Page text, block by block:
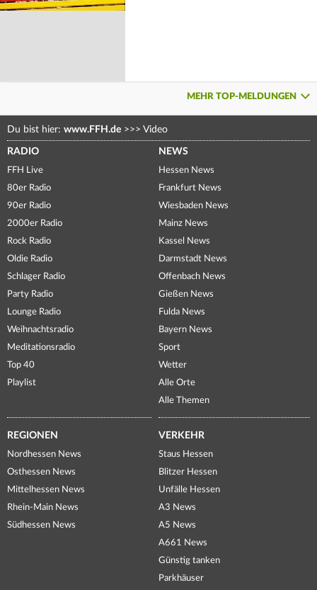
MEHR TOP-MELDUNGEN
Du bist hier: www.FFH.de >>> Video
RADIO
FFH Live
80er Radio
90er Radio
2000er Radio
Rock Radio
Oldie Radio
Schlager Radio
Party Radio
Lounge Radio
Weihnachtsradio
Meditationsradio
Top 40
Playlist
NEWS
Hessen News
Frankfurt News
Wiesbaden News
Mainz News
Kassel News
Darmstadt News
Offenbach News
Gießen News
Fulda News
Bayern News
Sport
Wetter
Alle Orte
Alle Themen
REGIONEN
Nordhessen News
Osthessen News
Mittelhessen News
Rhein-Main News
Südhessen News
VERKEHR
Staus Hessen
Blitzer Hessen
Unfälle Hessen
A3 News
A5 News
A661 News
Günstig tanken
Parkhäuser